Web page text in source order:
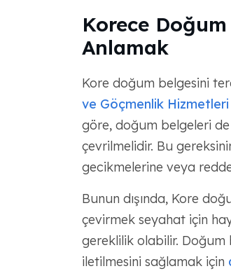
Korece
Anlamak
Kore doğum belgesini
ve Göçmenlik
göre, doğum belgeleri
çevrilmelidir. Bu
gecikmelerine veya
Bunun dışında, Kore
çevirmek seyahat için
gereklilik olabilir.
iletilmesini sağlamak için